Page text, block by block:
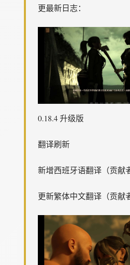
更最新日志：
0.18.4 升级版
翻译刷新
新增西班牙语翻译（贡献
更新繁体中文翻译（贡献